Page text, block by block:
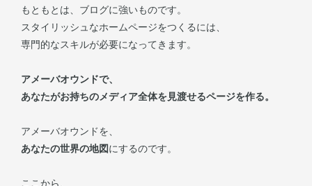
もともとは、ブログに強いものです。
スタイリッシュなホームページをつくるには、
専門的なスキルが必要になってきます。
アメーバオウンドで、
あなたがお持ちのメディア全体を見渡せるページを作る。
アメーバオウンドを、
あなたの世界の地図にするのです。
ここから、